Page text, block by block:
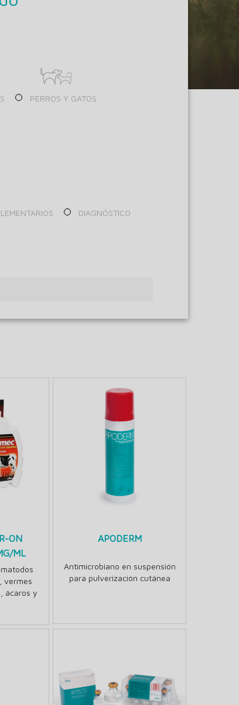
PERROS Y GATOS
DIAGNÓSTICO
ON
ML
vermes
ácaros y
APODERM
Antimicrobiano en suspensión
para pulverización cutánea